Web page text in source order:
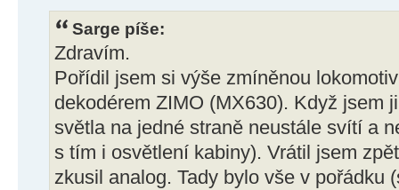
Sarge píše:
Zdravím.
Pořídil jsem si výše zmíněnou
dekodérem ZIMO (MX630). Když jsem
světla na jedné straně neustále svítí a
s tím i osvětlení kabiny). Vrátil jsem
zkusil analog. Tady bylo vše v pořádku